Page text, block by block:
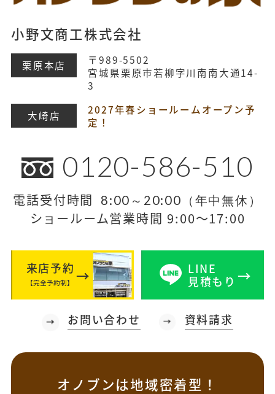
小野文商工株式会社
栗原本店
〒989-5502
宮城県栗原市若柳字川南南大通14-
3
大崎店
2027年春ショールームオープン予
定！
0120-586-510
電話受付時間 8:00～20:00（年中無休）
ショールーム営業時間 9:00～17:00
来店予約
【完全予約制】
LINE
見積もり
お問い合わせ 資料請求
オノブンは地域密着型！